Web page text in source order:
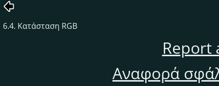
6.4. Κατάσταση RGB
Report
Αναφορά